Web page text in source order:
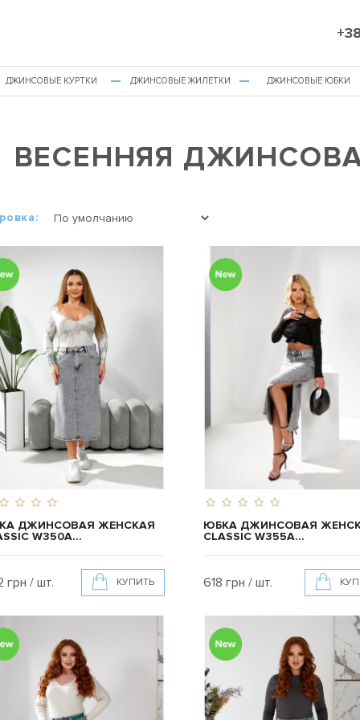
ДЖИНСОВЫЕ КУРТКИ ДЖИНСОВЫЕ ЖИЛЕТКИ ДЖИНСОВЫЕ ЮБКИ
ВЕСЕННЯЯ
ДЖИНСОВАЯ ЖЕНСКАЯ
W350A...
грн / шт. КУПИТЬ
ЮБКА ДЖИНСОВАЯ
CLASSIC W355A...
618 грн / шт.